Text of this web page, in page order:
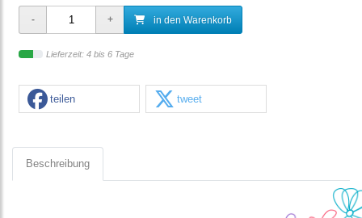
in den Warenkorb
Lieferzeit: 4 bis 6 Tage
teilen tweet
Beschreibung